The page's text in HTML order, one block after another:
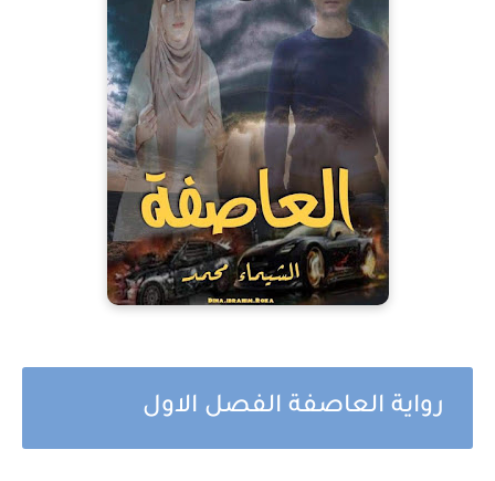
رواية العاصفة الفصل الاول